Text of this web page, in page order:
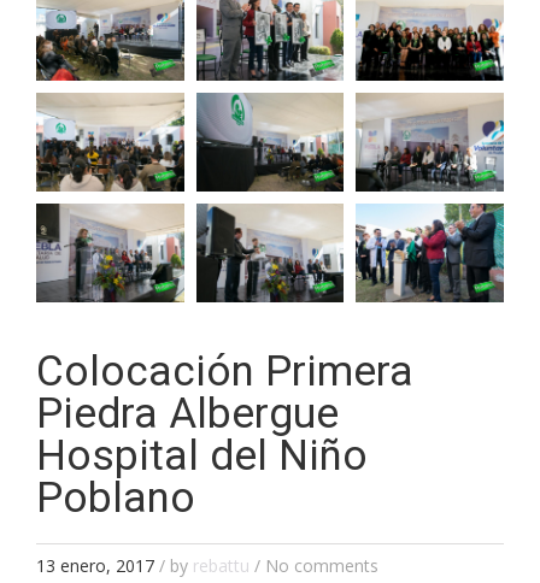
Colocación Primera
Piedra Albergue
Hospital del Niño
Poblano
13 enero, 2017 / by rebattu / No comments